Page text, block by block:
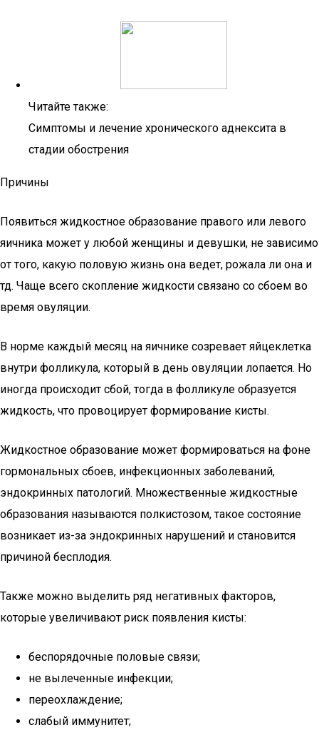
Читайте также:
Симптомы и лечение хронического аднексита в
стадии обострения
Причины
Появиться жидкостное образование правого или левого
яичника может у любой женщины и девушки, не зависимо
от того, какую половую жизнь она ведет, рожала ли она и
тд. Чаще всего скопление жидкости связано со сбоем во
время овуляции.
В норме каждый месяц на яичнике созревает яйцеклетка
внутри фолликула, который в день овуляции лопается. Но
иногда происходит сбой, тогда в фолликуле образуется
жидкость, что провоцирует формирование кисты.
Жидкостное образование может формироваться на фоне
гормональных сбоев, инфекционных заболеваний,
эндокринных патологий. Множественные жидкостные
образования называются полкистозом, такое состояние
возникает из-за эндокринных нарушений и становится
причиной бесплодия.
Также можно выделить ряд негативных факторов,
которые увеличивают риск появления кисты:
беспорядочные половые связи;
не вылеченные инфекции;
переохлаждение;
слабый иммунитет;